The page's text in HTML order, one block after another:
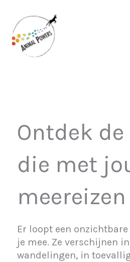
inhoud
Ontdek
die met
meereizen
Er loopt een
je mee. Ze verschijnen
wandelingen, in